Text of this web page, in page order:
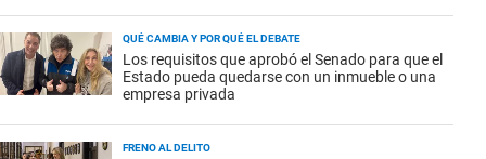
QUÉ CAMBIA Y POR QUÉ EL DEBATE
Los requisitos que aprobó el Senado para que el
Estado pueda quedarse con un inmueble o una
empresa privada
FRENO AL DELITO